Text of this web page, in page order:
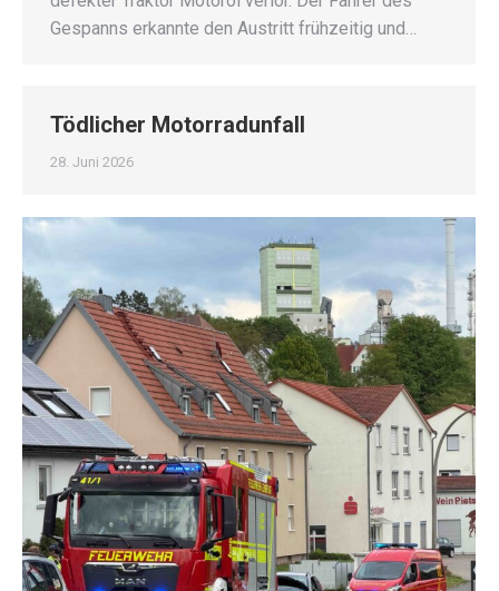
Gespanns erkannte den Austritt frühzeitig und…
Tödlicher Motorradunfall
28. Juni 2026